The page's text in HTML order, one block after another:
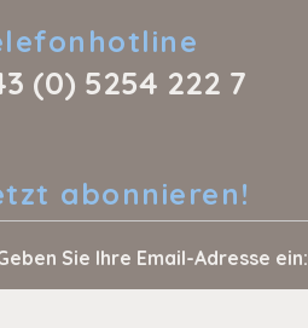
(0) 5254 222 7
abonnieren!
Sie Ihre Email-Adresse ein: